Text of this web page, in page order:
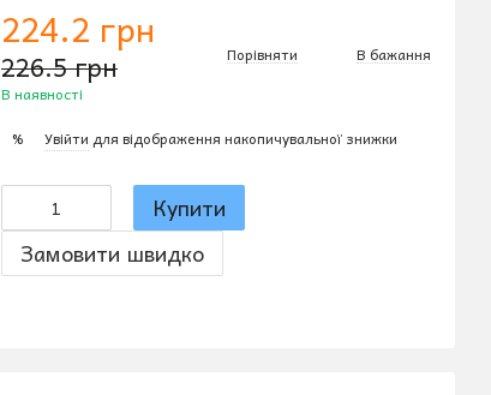
224.2 грн
226.5 грн
В наявності
Порівняти В бажання
% Увійти для відображення накопичувальної знижки
Купити
Замовити швидко